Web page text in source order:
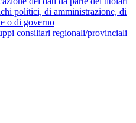
politici, di amministrazione, di
o di governo
consiliari regionali/provinciali